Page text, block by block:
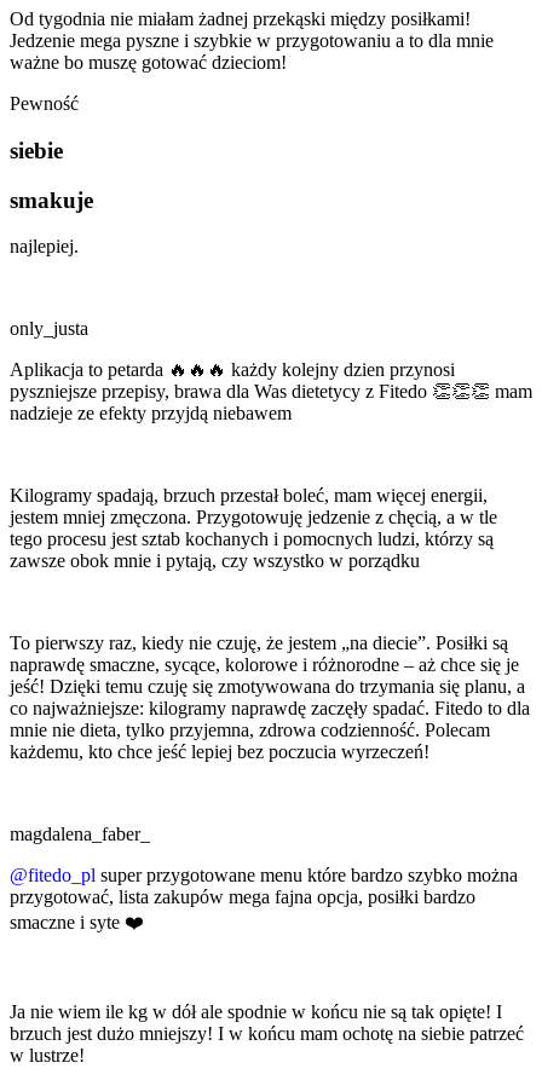
Od tygodnia nie miałam żadnej przekąski między posiłkami!
Jedzenie mega pyszne i szybkie w przygotowaniu a to dla mnie
ważne bo muszę gotować dzieciom!
Pewność
siebie
smakuje
najlepiej.
only_justa
Aplikacja to petarda 🔥🔥🔥 każdy kolejny dzien przynosi
pyszniejsze przepisy, brawa dla Was dietetycy z Fitedo 👏👏👏 mam
nadzieje ze efekty przyjdą niebawem
Kilogramy spadają, brzuch przestał boleć, mam więcej energii,
jestem mniej zmęczona. Przygotowuję jedzenie z chęcią, a w tle
tego procesu jest sztab kochanych i pomocnych ludzi, którzy są
zawsze obok mnie i pytają, czy wszystko w porządku
To pierwszy raz, kiedy nie czuję, że jestem „na diecie”. Posiłki są
naprawdę smaczne, sycące, kolorowe i różnorodne – aż chce się je
jeść! Dzięki temu czuję się zmotywowana do trzymania się planu, a
co najważniejsze: kilogramy naprawdę zaczęły spadać. Fitedo to dla
mnie nie dieta, tylko przyjemna, zdrowa codzienność. Polecam
każdemu, kto chce jeść lepiej bez poczucia wyrzeczeń!
magdalena_faber_
@fitedo_pl super przygotowane menu które bardzo szybko można
przygotować, lista zakupów mega fajna opcja, posiłki bardzo
smaczne i syte ❤️
Ja nie wiem ile kg w dół ale spodnie w końcu nie są tak opięte! I
brzuch jest dużo mniejszy! I w końcu mam ochotę na siebie patrzeć
w lustrze!